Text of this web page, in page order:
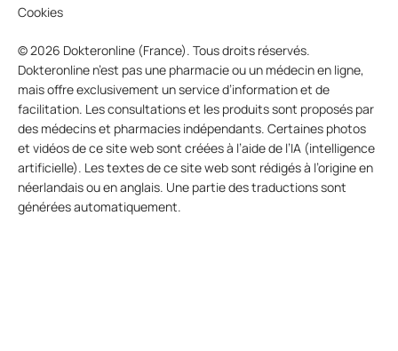
Cookies
© 2026 Dokteronline (France). Tous droits réservés.
Dokteronline n’est pas une pharmacie ou un médecin en ligne,
mais offre exclusivement un service d’information et de
facilitation. Les consultations et les produits sont proposés par
des médecins et pharmacies indépendants. Certaines photos
et vidéos de ce site web sont créées à l’aide de l’IA (intelligence
artificielle). Les textes de ce site web sont rédigés à l’origine en
néerlandais ou en anglais. Une partie des traductions sont
générées automatiquement.